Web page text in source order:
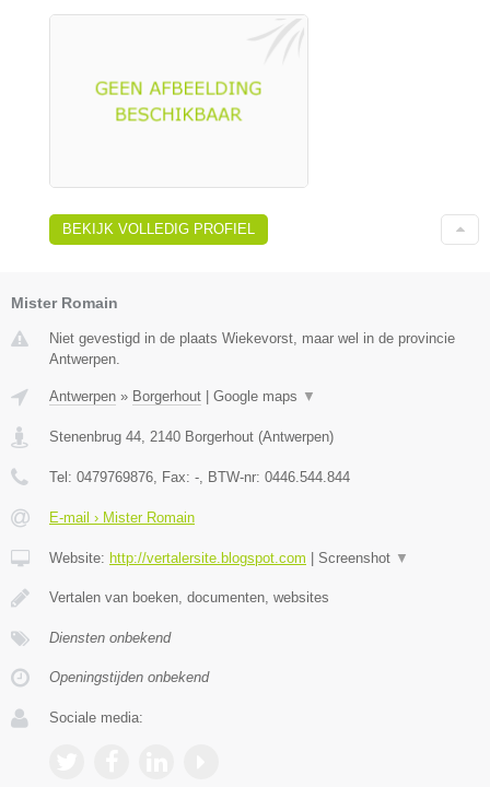
BEKIJK VOLLEDIG PROFIEL
Mister Romain
Niet gevestigd in de plaats Wiekevorst, maar wel in de provincie
Antwerpen.
Antwerpen » Borgerhout | Google maps ▼
Stenenbrug 44 2140 Borgerhout (Antwerpen)
Tel: 0479769876 , Fax: - , BTW-nr: 0446.544.844
E-mail › Mister Romain
Website: http://vertalersite.blogspot.com | Screenshot ▼
Vertalen van boeken, documenten, websites
Diensten onbekend
Openingstijden onbekend
Sociale media: